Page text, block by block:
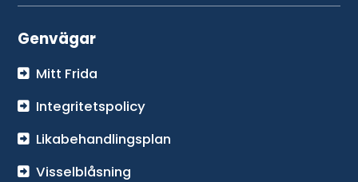
Genvägar
Mitt Frida
Integritetspolicy
Likabehandlingsplan
Visselblåsning